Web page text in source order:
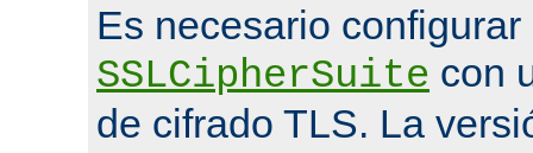
Es necesario configurar
SSLCipherSuite con
de cifrado TLS. La